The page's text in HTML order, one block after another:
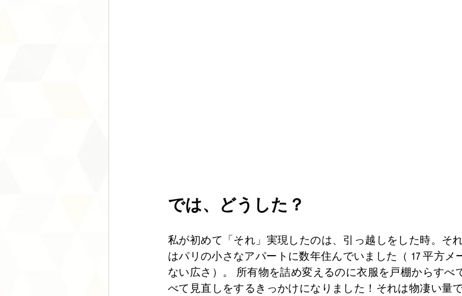
では、どうした？
私が初めて「それ」実現したのは、引っ越しをした時。そ
はパリの小さなアパートに数年住んでいました（ 17 平方メ
ない広さ）。 所有物を詰め変えるのに衣服を戸棚からすべ
べて見直しをするきっかけになりました！それは物凄い量